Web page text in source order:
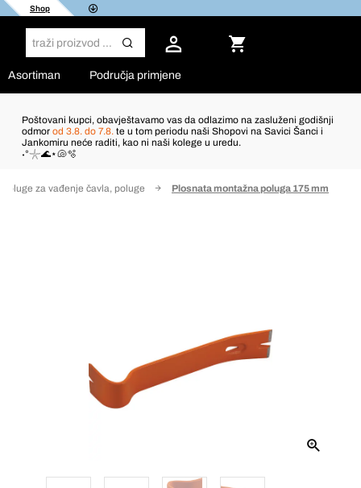
Shop
Asortiman Područja primjene
Poštovani kupci, obavještavamo vas da odlazimo na zasluženi godišnji
odmor od 3.8. do 7.8. te u tom periodu naši Shopovi na Savici Šanci i
Jankomiru neće raditi, kao ni naši kolege u uredu.
˖°𓇼🌊⋆🐚🫧
Poluge za vađenje čavla, poluge Plosnata montažna poluga 175 mm